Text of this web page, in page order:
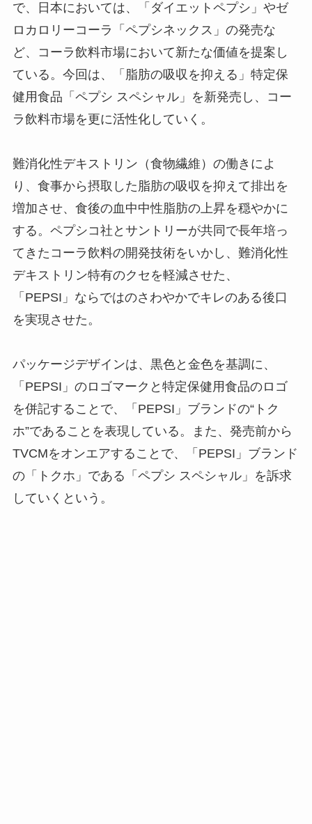
で、日本においては、「ダイエットペプシ」やゼ
ロカロリーコーラ「ペプシネックス」の発売な
ど、コーラ飲料市場において新たな価値を提案し
ている。今回は、「脂肪の吸収を抑える」特定保
健用食品「ペプシ スペシャル」を新発売し、コー
ラ飲料市場を更に活性化していく。
難消化性デキストリン（食物繊維）の働きによ
り、食事から摂取した脂肪の吸収を抑えて排出を
増加させ、食後の血中中性脂肪の上昇を穏やかに
する。ペプシコ社とサントリーが共同で長年培っ
てきたコーラ飲料の開発技術をいかし、難消化性
デキストリン特有のクセを軽減させた、
「PEPSI」ならではのさわやかでキレのある後口
を実現させた。
パッケージデザインは、黒色と金色を基調に、
「PEPSI」のロゴマークと特定保健用食品のロゴ
を併記することで、「PEPSI」ブランドの“トク
ホ”であることを表現している。また、発売前から
TVCMをオンエアすることで、「PEPSI」ブランド
の「トクホ」である「ペプシ スペシャル」を訴求
していくという。